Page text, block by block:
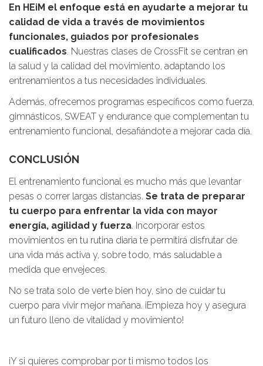
En HEiM el enfoque está en ayudarte a mejorar tu
calidad de vida a través de movimientos
funcionales, guiados por profesionales
cualificados. Nuestras clases de CrossFit se centran en
la salud y la calidad del movimiento, adaptando los
entrenamientos a tus necesidades individuales.
Además, ofrecemos programas específicos como fuerza,
gimnásticos, SWEAT y endurance que complementan tu
entrenamiento funcional, desafiándote a mejorar cada día.
CONCLUSIÓN
El entrenamiento funcional es mucho más que levantar
pesas o correr largas distancias. Se trata de preparar
tu cuerpo para enfrentar la vida con mayor
energía, agilidad y fuerza. Incorporar estos
movimientos en tu rutina diaria te permitirá disfrutar de
una vida más activa y, sobre todo, más saludable a
medida que envejeces.
No se trata solo de verte bien hoy, sino de cuidar tu
cuerpo para vivir mejor mañana. ¡Empieza hoy y asegura
un futuro lleno de vitalidad y movimiento!
¡Y si quieres comprobar por ti mismo todos los